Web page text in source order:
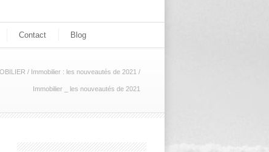
Contact Blog
/ Immobilier : les nouveautés de 2021 /
Immobilier _ les nouveautés de 2021